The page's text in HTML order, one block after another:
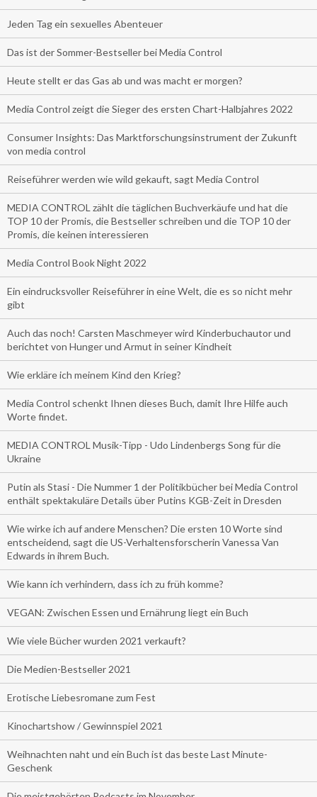
Jeden Tag ein sexuelles Abenteuer
Das ist der Sommer-Bestseller bei Media Control
Heute stellt er das Gas ab und was macht er morgen?
Media Control zeigt die Sieger des ersten Chart-Halbjahres 2022
Consumer Insights: Das Marktforschungsinstrument der Zukunft
von media control
Reiseführer werden wie wild gekauft, sagt Media Control
MEDIA CONTROL zählt die täglichen Buchverkäufe und hat die
TOP 10 der Promis, die Bestseller schreiben und die TOP 10 der
Promis, die keinen interessieren
Media Control Book Night 2022
Ein eindrucksvoller Reiseführer in eine Welt, die es so nicht mehr
gibt
Auch das noch! Carsten Maschmeyer wird Kinderbuchautor und
berichtet von Hunger und Armut in seiner Kindheit
Wie erkläre ich meinem Kind den Krieg?
Media Control schenkt Ihnen dieses Buch, damit Ihre Hilfe auch
Worte findet.
MEDIA CONTROL Musik-Tipp - Udo Lindenbergs Song für die
Ukraine
Putin als Stasi - Die Nummer 1 der Politikbücher bei Media Control
enthält spektakuläre Details über Putins KGB-Zeit in Dresden
Wie wirke ich auf andere Menschen? Die ersten 10 Worte sind
entscheidend, sagt die US-Verhaltensforscherin Vanessa Van
Edwards in ihrem Buch.
Wie kann ich verhindern, dass ich zu früh komme?
VEGAN: Zwischen Essen und Ernährung liegt ein Buch
Wie viele Bücher wurden 2021 verkauft?
Die Medien-Bestseller 2021
Erotische Liebesromane zum Fest
Kinochartshow / Gewinnspiel 2021
Weihnachten naht und ein Buch ist das beste Last Minute-
Geschenk